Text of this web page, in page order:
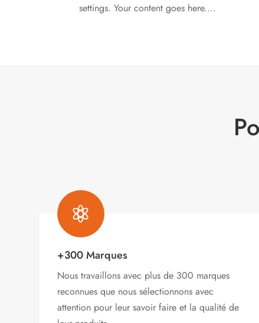
settings. Your content goes here....

+300 Marques
Nous travaillons avec plus de 300 marques
reconnues que nous sélectionnons avec
attention pour leur savoir faire et la qualité de